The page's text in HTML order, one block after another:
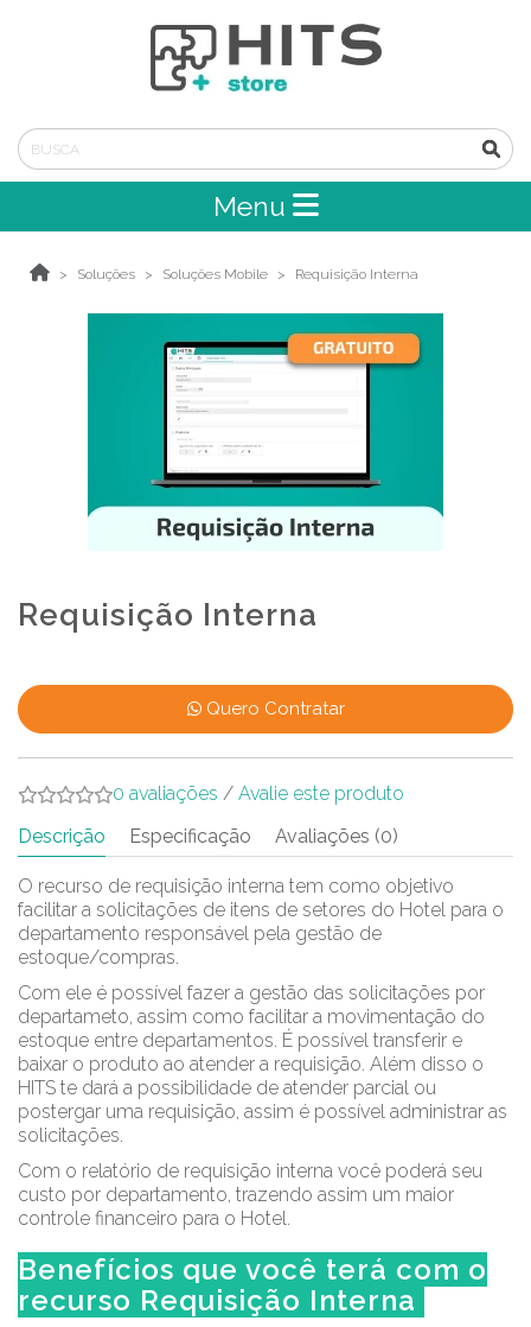
Menu
Soluções Soluções Mobile Requisição Interna
Requisição Interna
Quero Contratar
0 avaliações / Avalie este produto
Descrição
Especificação Avaliações (0)
O recurso de requisição interna tem como objetivo
facilitar a solicitações de itens de setores do Hotel para o
departamento responsável pela gestão de
estoque/compras.
Com ele é possível fazer a gestão das solicitações por
departameto, assim como facilitar a movimentação do
estoque entre departamentos. É possível transferir e
baixar o produto ao atender a requisição. Além disso o
HITS te dará a possibilidade de atender parcial ou
postergar uma requisição, assim é possível administrar as
solicitações.
Com o relatório de requisição interna você poderá seu
custo por departamento, trazendo assim um maior
controle financeiro para o Hotel.
Benefícios que você terá com o
recurso Requisição Interna